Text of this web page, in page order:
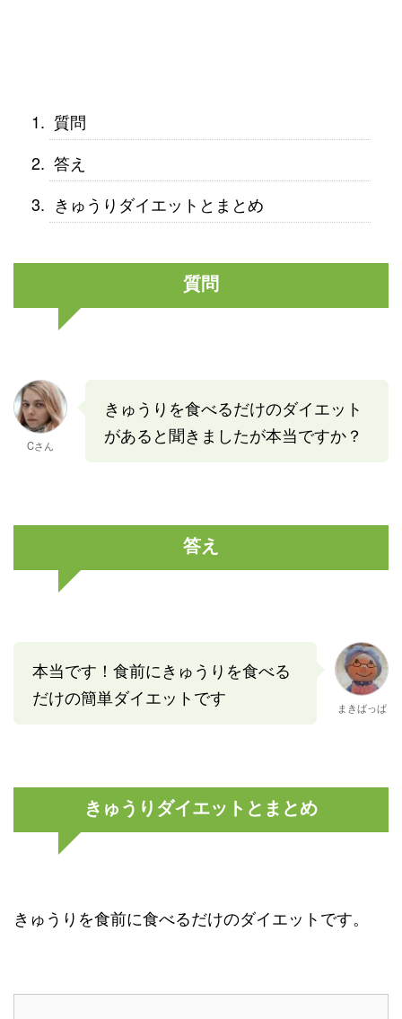
質問
答え
きゅうりダイエットとまとめ
質問
Cさん
きゅうりを食べるだけのダイエット
があると聞きましたが本当ですか？
答え
本当です！食前にきゅうりを食べる
だけの簡単ダイエットです
まきばっぱ
きゅうりダイエットとまとめ
きゅうりを食前に食べるだけのダイエットです。